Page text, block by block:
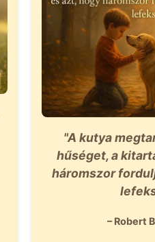
"A kutya
hűséget, a
háromszor
– Robert